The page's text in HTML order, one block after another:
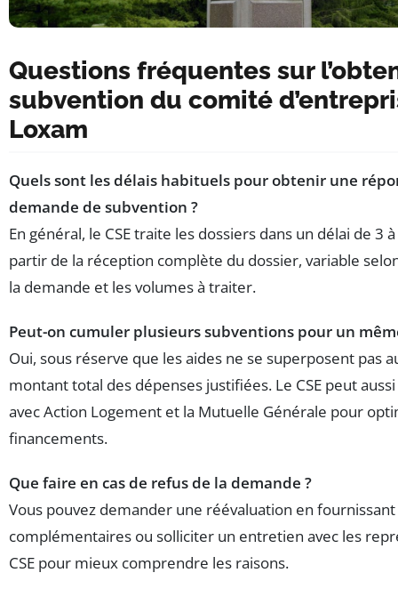
Questions fréquentes sur
subvention du comité
Loxam
Quels sont les délais habituels pour obtenir une
demande de subvention ?
En général, le CSE traite les dossiers dans un délai de 3
partir de la réception complète du dossier, variable
la demande et les volumes à traiter.
Peut-on cumuler plusieurs subventions pour un
Oui, sous réserve que les aides ne se superposent pas
montant total des dépenses justifiées. Le CSE peut
avec Action Logement et la Mutuelle Générale pour
financements.
Que faire en cas de refus de la demande ?
Vous pouvez demander une réévaluation en
complémentaires ou solliciter un entretien avec les
CSE pour mieux comprendre les raisons.